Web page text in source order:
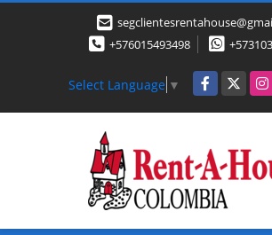
+576015493498
Select Language ▼ Facebook
X